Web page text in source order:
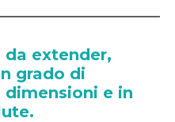
extender,
grado di
e in